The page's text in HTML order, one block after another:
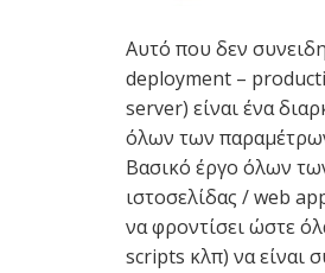
Αυτό που δεν
deployment –
server) είναι ένα
όλων των
Βασικό έργο όλων
ιστοσελίδας / web
να φροντίσει ώστε
scripts κλπ) να είναι